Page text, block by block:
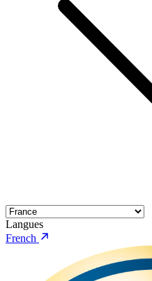
Langues
French